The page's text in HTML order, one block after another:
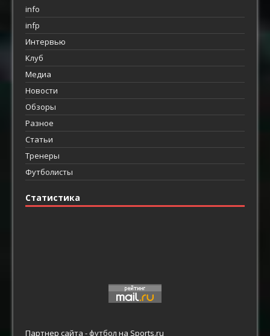
info
infp
Интервью
Клуб
Медиа
Новости
Обзоры
Разное
Статьи
Тренеры
Футболисты
Статистика
Партнер сайта -футбол на Sports.ru